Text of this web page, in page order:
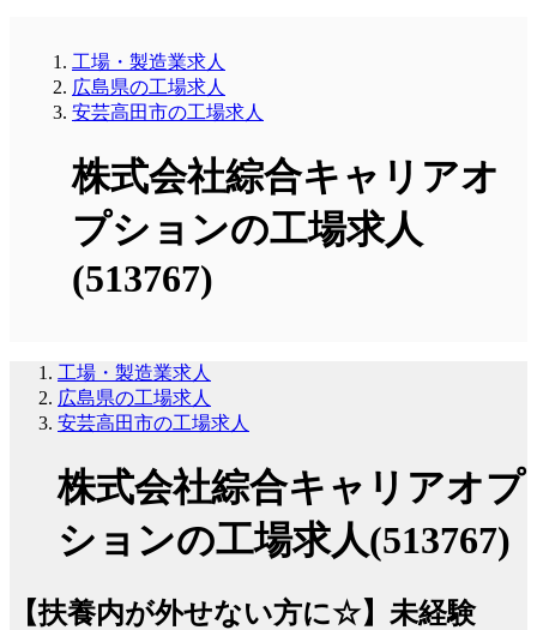
工場・製造業求人
広島県の工場求人
安芸高田市の工場求人
株式会社綜合キャリアオ
プションの工場求人
(513767)
工場・製造業求人
広島県の工場求人
安芸高田市の工場求人
株式会社綜合キャリアオプ
ションの工場求人(513767)
【扶養内が外せない方に☆】未経験